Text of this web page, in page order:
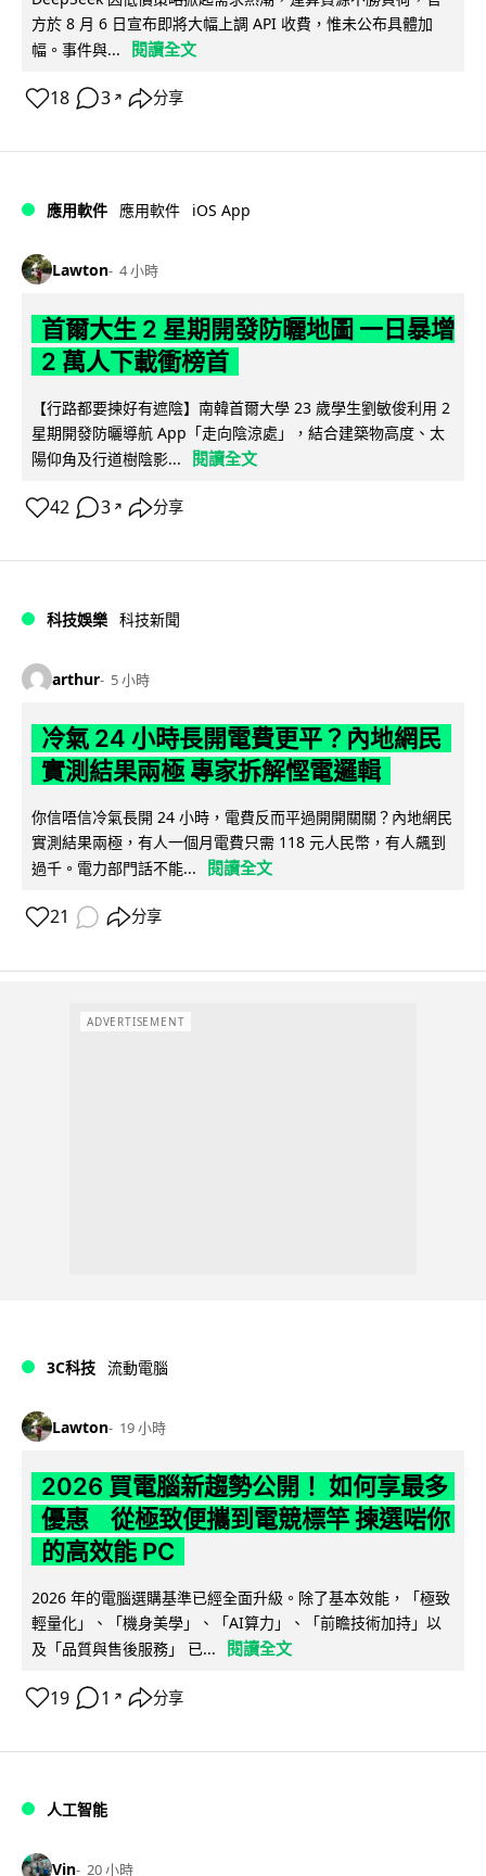
方於 8 月 6 日宣布即將大幅上調 API 收費，惟未公布具體加
幅。事件與...
閱讀全文
18 3 ↗ 分享
應用軟件 應用軟件 iOS App
Lawton 4 小時
首爾大生 2 星期開發防曬地圖 一日暴增
2 萬人下載衝榜首
【行路都要揀好有遮陰】南韓首爾大學 23 歲學生劉敏俊利用 2
星期開發防曬導航 App「走向陰涼處」，結合建築物高度、太
陽仰角及行道樹陰影...
閱讀全文
42 3 ↗ 分享
科技娛樂 科技新聞
arthur 5 小時
冷氣 24 小時長開電費更平？內地網民
實測結果兩極 專家拆解慳電邏輯
你信唔信冷氣長開 24 小時，電費反而平過開開關關？內地網民
實測結果兩極，有人一個月電費只需 118 元人民幣，有人飆到
過千。電力部門話不能...
閱讀全文
21 分享
ADVERTISEMENT
3C科技 流動電腦
Lawton 19 小時
2026 買電腦新趨勢公開！ 如何享最多
優惠 從極致便攜到電競標竿 揀選啱你
的高效能 PC
2026 年的電腦選購基準已經全面升級。除了基本效能，「極致
輕量化」、「機身美學」、「AI算力」、「前瞻技術加持」以
及「品質與售後服務」 已...
閱讀全文
19 1 ↗ 分享
人工智能
Vin 20 小時